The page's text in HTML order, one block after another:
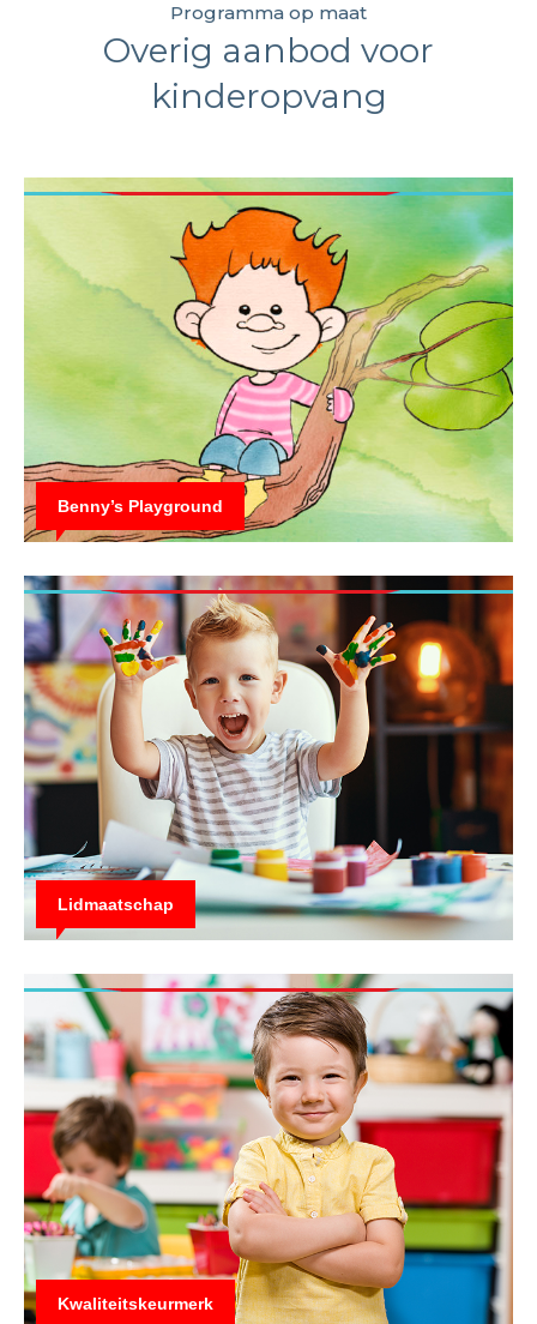
Programma op maat
Overig aanbod voor
kinderopvang
Benny’s Playground
Lidmaatschap
Kwaliteitskeurmerk